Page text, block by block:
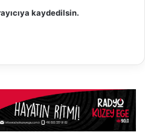
kaydedilsin.